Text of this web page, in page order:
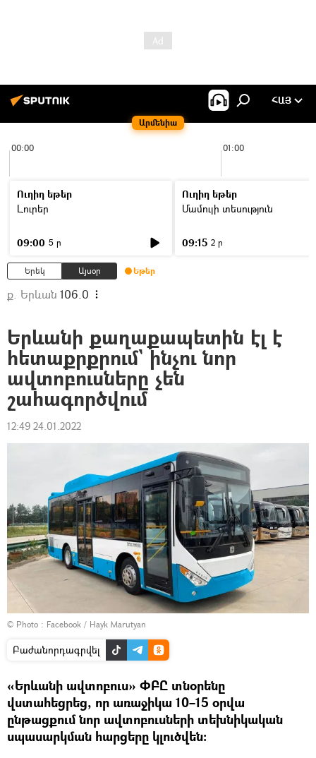
Արմենիա
ՀԱՅ
00:00 01:00
Ուղիղ եթեր
Լուրեր
09:00 5 ր
Ուղիղ եթեր
Մամուլի տեսություն
09:15 2 ր
Երեկ Այսօր Եթեր
ք. Երևան 106.0
Երևանի քաղաքապետին էլ է
հետաքրքրում` ինչու նոր
ավտոբուսները չեն
շահագործվում
12:49 24.01.2022
© Photo : Facebook / Hayk Marutyan
Բաժանորդագրվել
«Երևանի ավտոբուս» ՓԲԸ տնօրենը
վստահեցրեց, որ առաջիկա 10–15 օրվա
ընթացքում նոր ավտոբուսների տեխնիկական
սպասարկման հարցերը կլուծվեն։